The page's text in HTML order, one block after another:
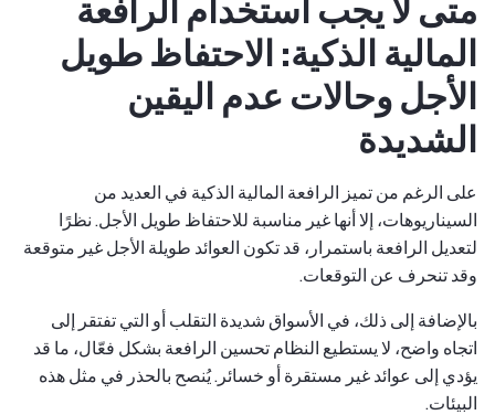
متى لا يجب استخدام الرافعة
المالية الذكية: الاحتفاظ طويل
الأجل وحالات عدم اليقين
الشديدة
على الرغم من تميز الرافعة المالية الذكية في العديد من
السيناريوهات، إلا أنها غير مناسبة للاحتفاظ طويل الأجل. نظرًا
لتعديل الرافعة باستمرار، قد تكون العوائد طويلة الأجل غير متوقعة
وقد تنحرف عن التوقعات.
بالإضافة إلى ذلك، في الأسواق شديدة التقلب أو التي تفتقر إلى
اتجاه واضح، لا يستطيع النظام تحسين الرافعة بشكل فعّال، ما قد
يؤدي إلى عوائد غير مستقرة أو خسائر. يُنصح بالحذر في مثل هذه
البيئات.